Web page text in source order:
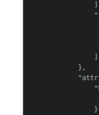
                ]
            },
                }